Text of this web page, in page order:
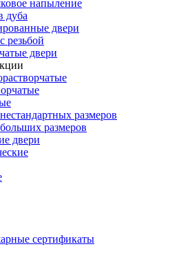
напыление
дуба
двери
резьбой
двери
размеров
размеров
двери
сертификаты